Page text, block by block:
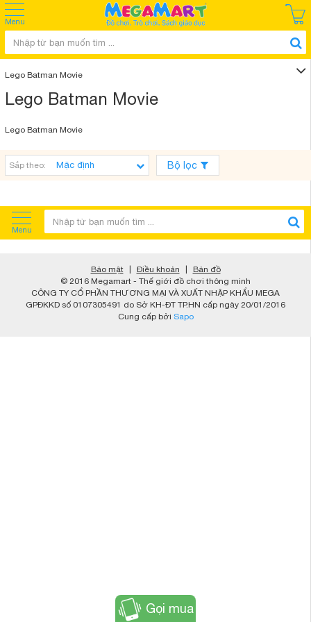
Menu
Lego Batman Movie
Sắp theo: Bộ lọc
Lego Batman Movie
Lego Batman Movie
Menu
Gọi mua
Bảo mật Điều khoản
Bản đồ
© 2016 Megamart - Thế giới đồ chơi thông minh
CÔNG TY CỔ PHẦN THƯƠNG MẠI VÀ XUẤT NHẬP KHẨU MEGA
GPĐKKD số 0107305491 do Sở KH-ĐT TP.HN cấp ngày 20/01/2016
Cung cấp bởi Sapo